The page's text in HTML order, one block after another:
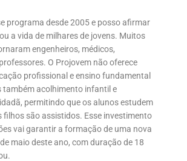
programa desde 2005 e posso afirmar
a vida de milhares de jovens. Muitos
engenheiros, médicos,
O Projovem não oferece
profissional e ensino fundamental
também acolhimento infantil e
permitindo que os alunos estudem
filhos são assistidos. Esse investimento
vai garantir a formação de uma nova
maio deste ano, com duração de 18